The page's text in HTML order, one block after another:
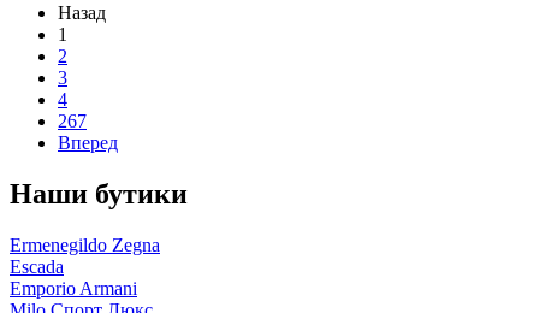
Назад
1
2
3
4
267
Вперед
Наши бутики
Ermenegildo Zegna
Escada
Emporio Armani